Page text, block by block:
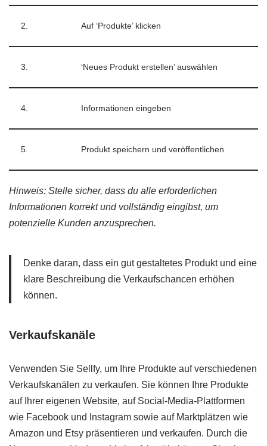
2. Auf ‘Produkte’ klicken
3. ‘Neues Produkt erstellen’ auswählen
4. Informationen eingeben
5. Produkt speichern und veröffentlichen
Hinweis: Stelle sicher, dass du alle erforderlichen
Informationen korrekt und vollständig eingibst, um
potenzielle Kunden anzusprechen.
Denke daran, dass ein gut gestaltetes Produkt und eine
klare Beschreibung die Verkaufschancen erhöhen
können.
Verkaufskanäle
Verwenden Sie Sellfy, um Ihre Produkte auf verschiedenen
Verkaufskanälen zu verkaufen. Sie können Ihre Produkte
auf Ihrer eigenen Website, auf Social-Media-Plattformen
wie Facebook und Instagram sowie auf Marktplätzen wie
Amazon und Etsy präsentieren und verkaufen. Durch die